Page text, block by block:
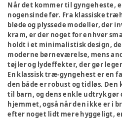
Når det kommer til gyngeheste,
nogensinde før. Fra klassiske
bløde og plyssede modeller, der
kram, er der noget for enhver
holdt i et minimalistisk design,
moderne børneværelse, mens
tøjler og lydeffekter, der gør
En klassisk træ-gyngehest er en
den både er robust og tidløs. Den
til barn, og dens enkle udtryk
hjemmet, også når den ikke er i
efter noget lidt mere hyggeligt,